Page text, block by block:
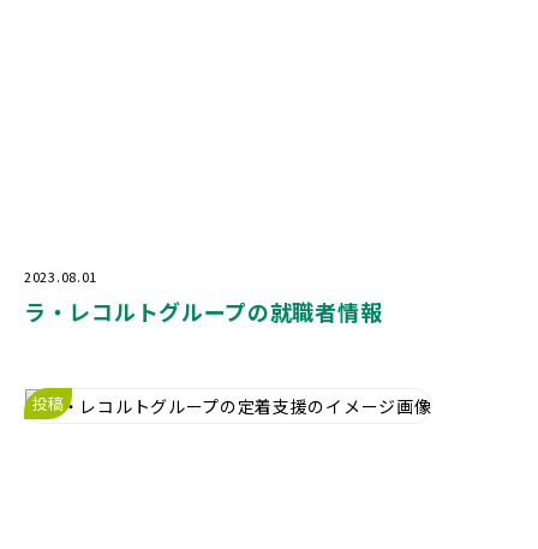
2023.08.01
ラ・レコルトグループの就職者情報
投稿